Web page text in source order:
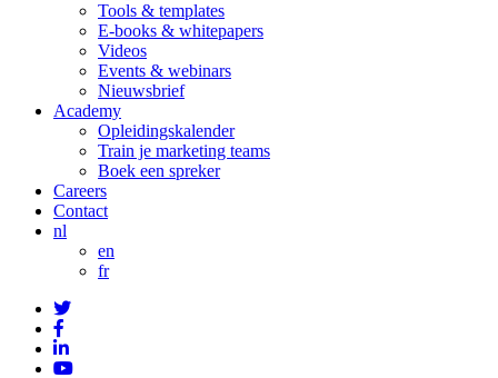
Tools & templates
E-books & whitepapers
Videos
Events & webinars
Nieuwsbrief
Academy
Opleidingskalender
Train je marketing teams
Boek een spreker
Careers
Contact
nl
en
fr